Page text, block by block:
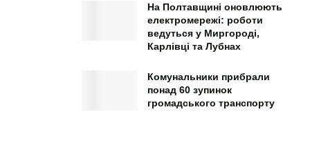
На Полтавщині оновлюють
електромережі: роботи
ведуться у Миргороді,
Карлівці та Лубнах
Комунальники прибрали
понад 60 зупинок
громадського транспорту